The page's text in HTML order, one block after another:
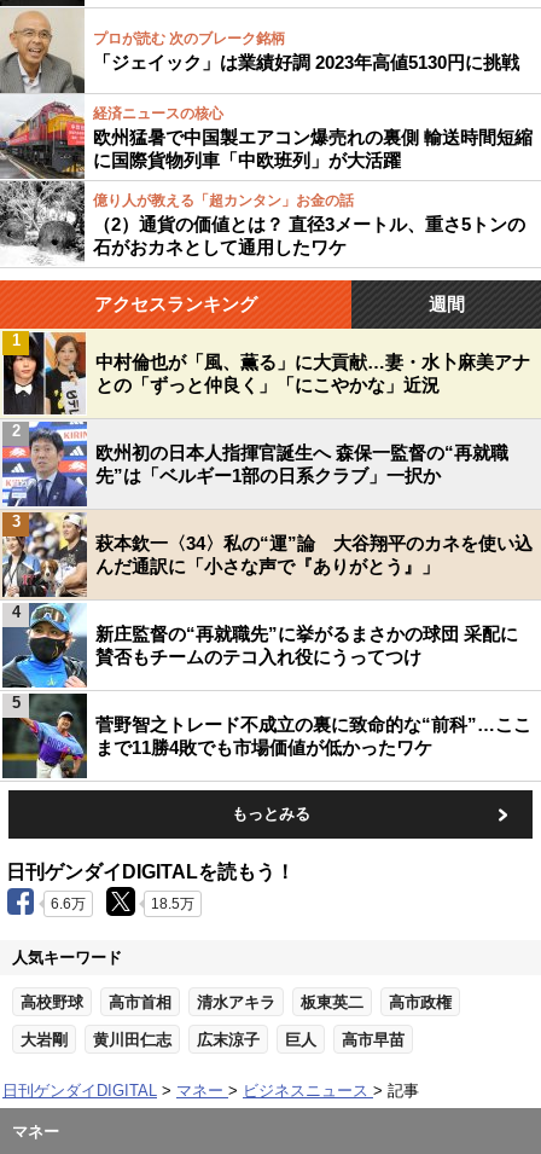
プロが読む 次のブレーク銘柄
「ジェイック」は業績好調 2023年高値5130円に挑戦
経済ニュースの核心
欧州猛暑で中国製エアコン爆売れの裏側 輸送時間短縮
に国際貨物列車「中欧班列」が大活躍
億り人が教える「超カンタン」お金の話
（2）通貨の価値とは？ 直径3メートル、重さ5トンの
石がおカネとして通用したワケ
アクセスランキング 週間
中村倫也が「風、薫る」に大貢献…妻・水卜麻美アナ
との「ずっと仲良く」「にこやかな」近況
1
欧州初の日本人指揮官誕生へ 森保一監督の“再就職
先”は「ベルギー1部の日系クラブ」一択か
2
萩本欽一〈34〉私の“運”論 大谷翔平のカネを使い込
んだ通訳に「小さな声で『ありがとう』」
3
新庄監督の“再就職先”に挙がるまさかの球団 采配に
賛否もチームのテコ入れ役にうってつけ
4
菅野智之トレード不成立の裏に致命的な“前科”…ここ
まで11勝4敗でも市場価値が低かったワケ
5
もっとみる
日刊ゲンダイDIGITALを読もう！
6.6万 18.5万
人気キーワード
高校野球 高市首相 清水アキラ 板東英二 高市政権
大岩剛 黄川田仁志 広末涼子 巨人 高市早苗
日刊ゲンダイDIGITAL マネー ビジネスニュース 記事
マネー